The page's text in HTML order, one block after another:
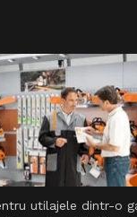
utilajele dintr-o